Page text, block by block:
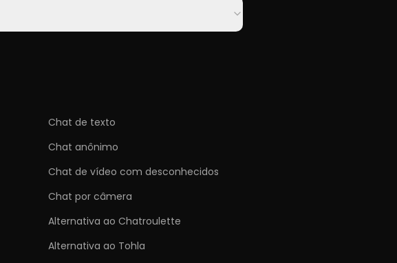
Chat de texto
Chat anônimo
Chat de vídeo com desconhecidos
Chat por câmera
Alternativa ao Chatroulette
Alternativa ao Tohla